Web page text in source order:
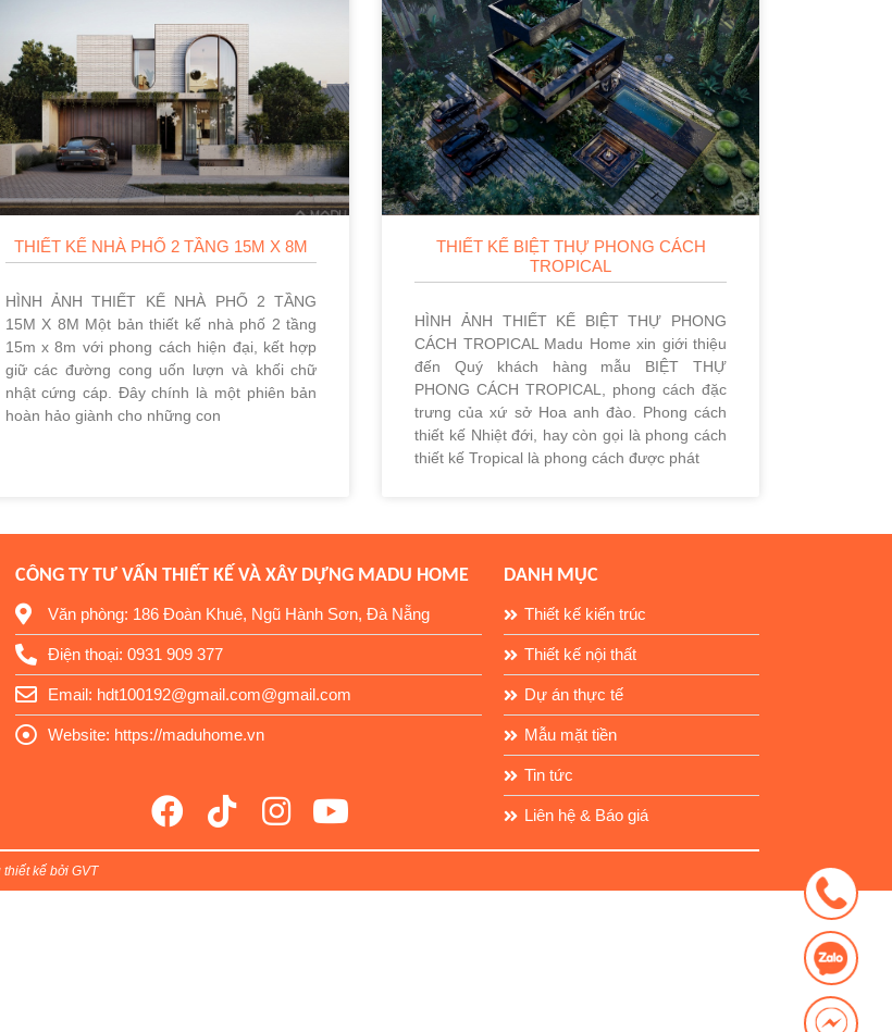
THIẾT KẾ NHÀ PHỐ 2 TẦNG 15M X 8M
HÌNH ẢNH THIẾT KẾ NHÀ PHỐ 2 TẦNG
15M X 8M Một bản thiết kế nhà phố 2 tầng
15m x 8m với phong cách hiện đại, kết hợp
giữ các đường cong uốn lượn và khối chữ
nhật cứng cáp. Đây chính là một phiên bản
hoàn hảo giành cho những con
THIẾT KẾ BIỆT THỰ PHONG CÁCH
TROPICAL
HÌNH ẢNH THIẾT KẾ BIỆT THỰ PHONG
CÁCH TROPICAL Madu Home xin giới thiệu
đến Quý khách hàng mẫu BIỆT THỰ
PHONG CÁCH TROPICAL, phong cách đặc
trưng của xứ sở Hoa anh đào. Phong cách
thiết kế Nhiệt đới, hay còn gọi là phong cách
thiết kế Tropical là phong cách được phát
CÔNG TY TƯ VẤN THIẾT KẾ VÀ XÂY DỰNG MADU HOME
Văn phòng: 186 Đoàn Khuê, Ngũ Hành Sơn, Đà Nẵng
Điện thoại: 0931 909 377
Email: hdt100192@gmail.com@gmail.com
Website: https://maduhome.vn
DANH MỤC
Thiết kế kiến trúc
Thiết kế nội thất
Dự án thực tế
Mẫu mặt tiền
Tin tức
Liên hệ & Báo giá
kế bởi GVT